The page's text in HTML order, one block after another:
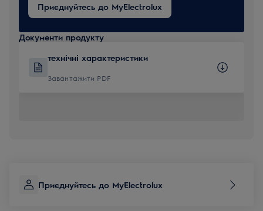
Приєднуйтесь до MyElectrolux
Документи продукту
технічні характеристики
Завантажити PDF
Приєднуйтесь до MyElectrolux